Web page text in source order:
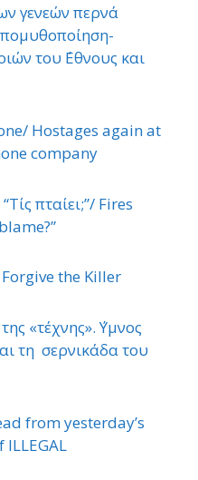
γενεών περνά
του ΄Εθνους και
Hostages again at
company
πταίει;”/ Fires
the Killer
«τέχνης». ΄Υμνος
τη σερνικάδα του
from yesterday’s